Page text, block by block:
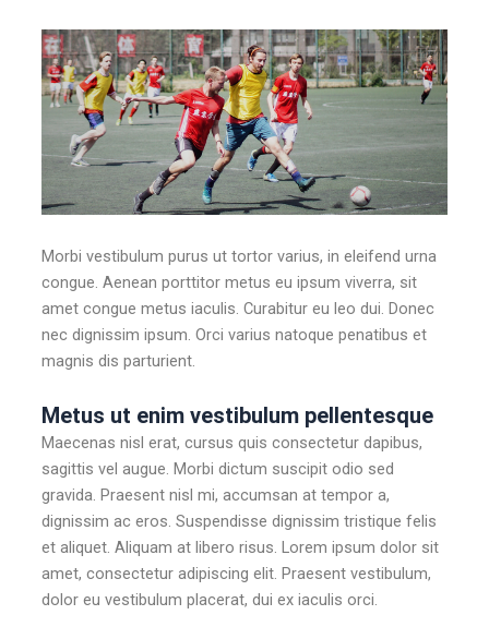
Morbi vestibulum purus ut tortor varius, in eleifend urna
congue. Aenean porttitor metus eu ipsum viverra, sit
amet congue metus iaculis. Curabitur eu leo dui. Donec
nec dignissim ipsum. Orci varius natoque penatibus et
magnis dis parturient.
Metus ut enim vestibulum pellentesque
Maecenas nisl erat, cursus quis consectetur dapibus,
sagittis vel augue. Morbi dictum suscipit odio sed
gravida. Praesent nisl mi, accumsan at tempor a,
dignissim ac eros. Suspendisse dignissim tristique felis
et aliquet. Aliquam at libero risus. Lorem ipsum dolor sit
amet, consectetur adipiscing elit. Praesent vestibulum,
dolor eu vestibulum placerat, dui ex iaculis orci.